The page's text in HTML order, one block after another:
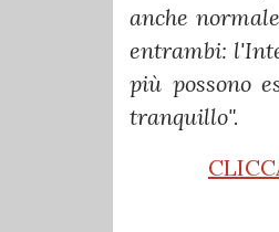
anche
entrambi:
più possono
tranquillo".